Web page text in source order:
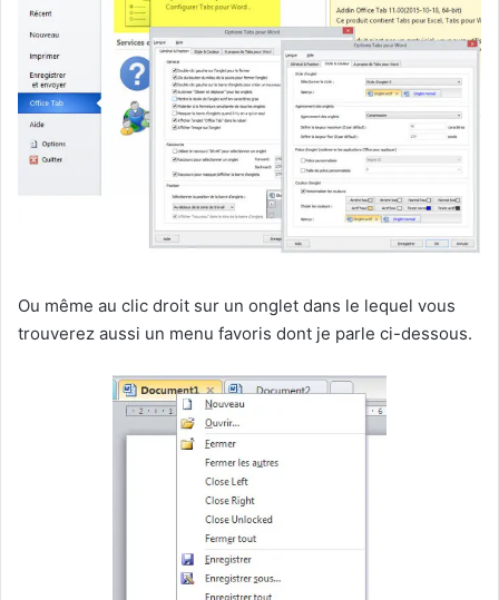
Ou même au clic droit sur un onglet dans le lequel vous
trouverez aussi un menu favoris dont je parle ci-dessous.